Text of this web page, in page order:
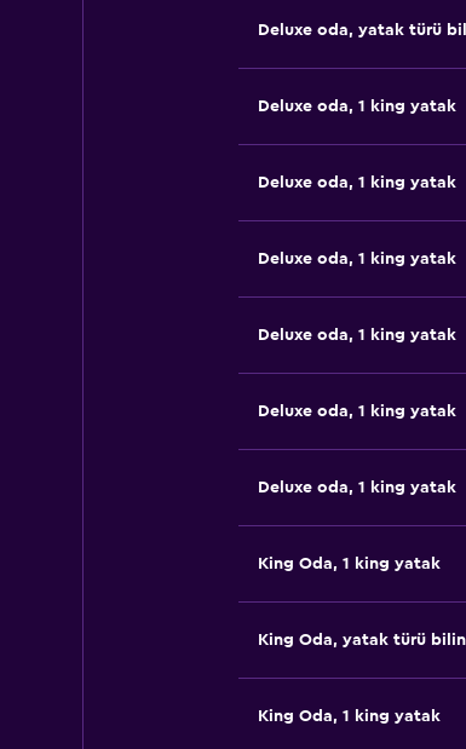
Deluxe oda, yatak türü
Deluxe oda, 1 king yatak
Deluxe oda, 1 king yatak
Deluxe oda, 1 king yatak
Deluxe oda, 1 king yatak
Deluxe oda, 1 king yatak
Deluxe oda, 1 king yatak
King Oda, 1 king yatak
King Oda, yatak türü
King Oda, 1 king yatak